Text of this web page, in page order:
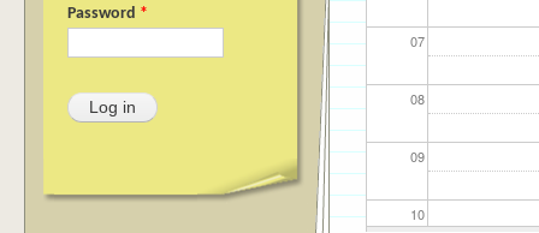
Password *
07
08
09
10